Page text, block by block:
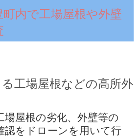
町内で工場屋根や外壁
工場屋根などの高所外
場屋根の劣化、外壁等の
認をドローンを用いて行